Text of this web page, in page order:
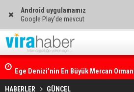
Android uygulamamız
Google Play'de mevcut
Ege Denizi’nin En Büyük Mercan Ormanı
HABERLER GÜNCEL